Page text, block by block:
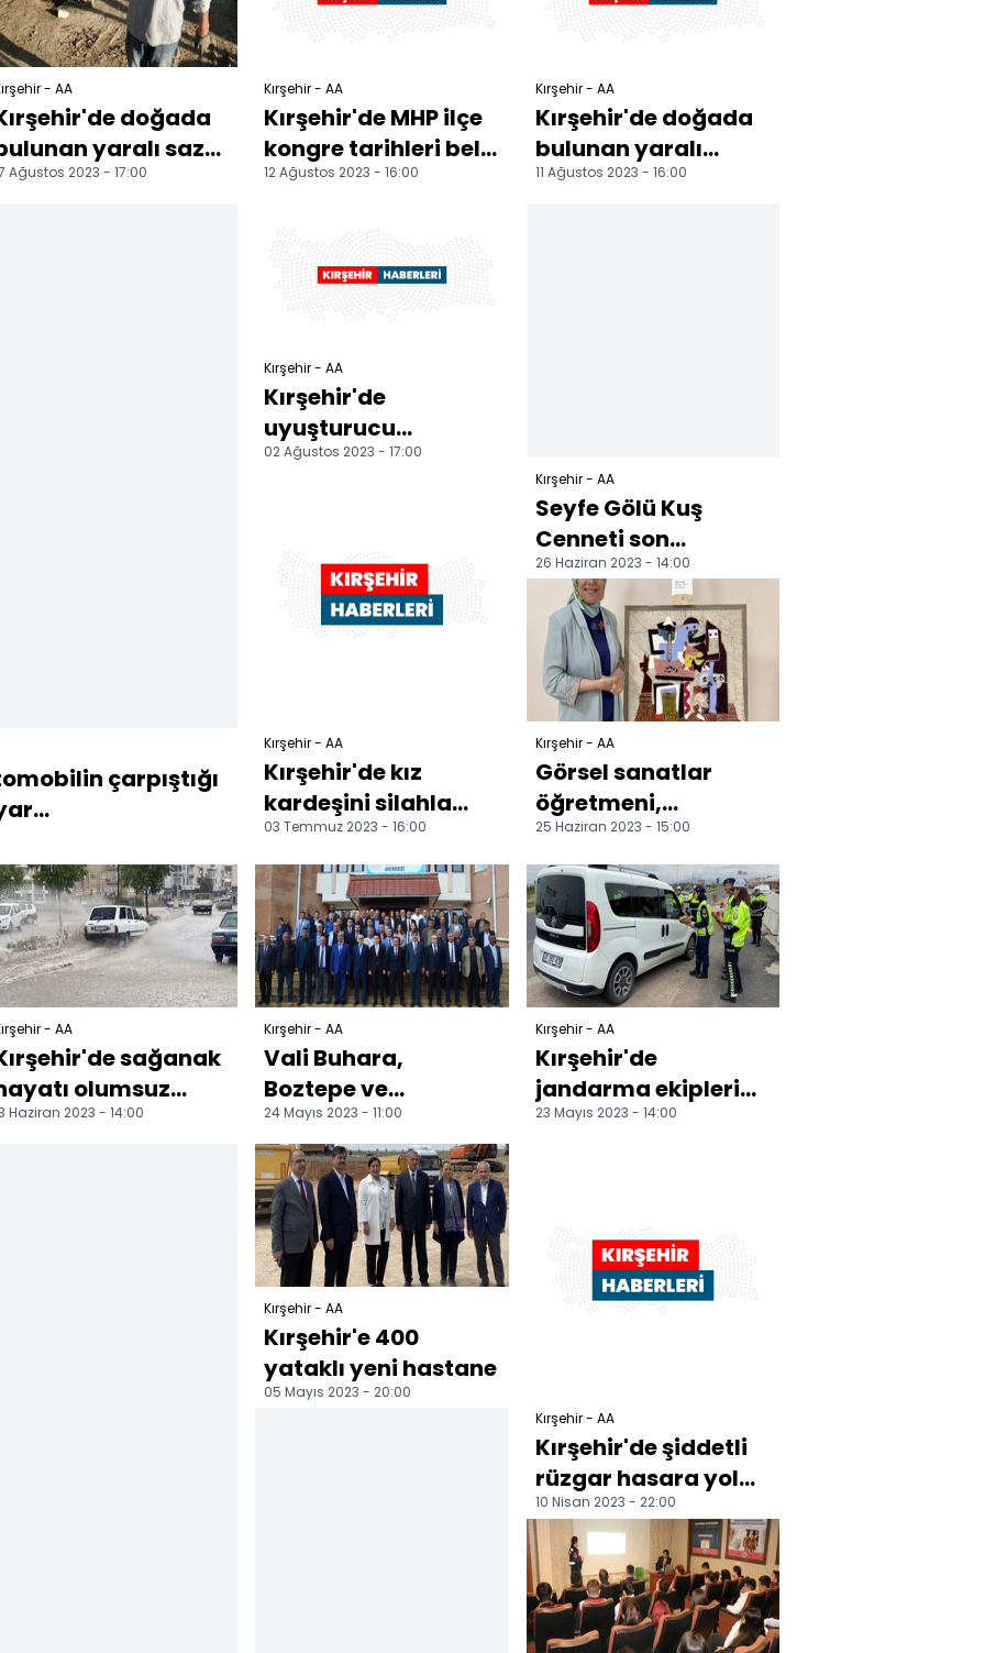
- AA
doğada
yaralı saz
kuşu
Ağustos 2023 - 17:00
Kırşehir - AA
Kırşehir'de MHP ilçe
kongre tarihleri belli
oldu
12 Ağustos 2023 - 16:00
Kırşehir - AA
Kırşehir'de doğada
bulunan yaralı
kerkenez kuşu
11 Ağustos 2023 - 16:00
çarpıştığı
Kırşehir - AA
Kırşehir'de
uyuşturucu
operasyonunda 4
02 Ağustos 2023 - 17:00
Kırşehir - AA
Kırşehir'de kız
kardeşini silahla
öldüren sanığa 20 yıl
hapis cezası
03 Temmuz 2023 - 16:00
Kırşehir - AA
Seyfe Gölü Kuş
Cenneti son
yağışlarla canlandı
26 Haziran 2023 - 14:00
Kırşehir - AA
Görsel sanatlar
öğretmeni,
Picasso'nun "üç
müzisyen"
tablosunu halıya
nakşe...
25 Haziran 2023 - 15:00
- AA
sağanak
olumsuz
Haziran 2023 - 14:00
Kırşehir - AA
Vali Buhara,
Boztepe ve
Mucur'da
muhtarları dinledi
24 Mayıs 2023 - 11:00
Kırşehir - AA
Kırşehir'de
jandarma ekipleri
sürücüleri
23 Mayıs 2023 - 14:00
Kırşehir - AA
Kırşehir'e 400
yataklı yeni hastane
05 Mayıs 2023 - 20:00
Kırşehir - AA
Kırşehir'de şiddetli
rüzgar hasara yol
açtı
10 Nisan 2023 - 22:00